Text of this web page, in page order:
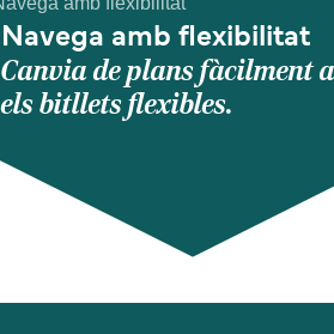
Navega amb flexibilitat
Canvia de plans fàcilment
els bitllets flexibles.